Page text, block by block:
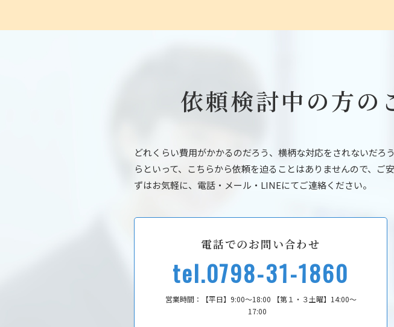
依頼検討中の方の
どれくらい費用がかかるのだろう、横柄な対応をされないだ
らといって、こちらから依頼を迫ることはありませんので、
ずはお気軽に、電話・メール・LINEにてご連絡ください。
電話でのお問い合わせ
tel.0798-31-1860
営業時間： 【平日】9:00～18:00
【第１・３土曜】14:00～
17:00